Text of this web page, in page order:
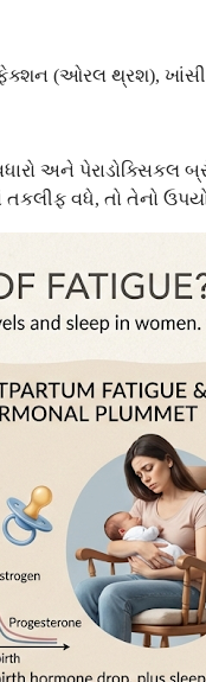
(ઓરલ થ્રશ),
અને પેરાડોક્સિકલ
વધે, તો તેનો